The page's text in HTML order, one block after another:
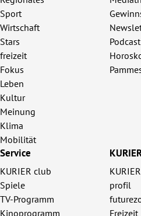
Sport
Wirtschaft
Stars
freizeit
Fokus
Leben
Kultur
Meinung
Klima
Mobilität
Podcast
Service
KURIER club
Spiele
TV-Programm
Kinoprogramm
profil
Freizeit